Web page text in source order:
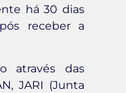
há 30 dias
receber a
através das
JARI (Junta